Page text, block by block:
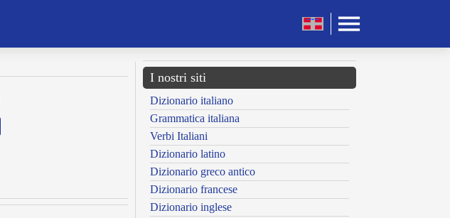
I nostri siti
Dizionario italiano
Grammatica italiana
Verbi Italiani
Dizionario latino
Dizionario greco antico
Dizionario francese
Dizionario inglese